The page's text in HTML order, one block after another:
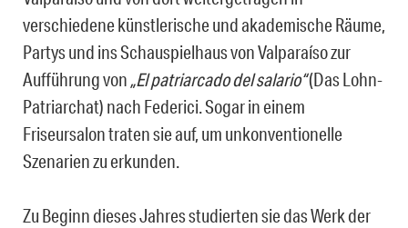
verschiedene künstlerische und akademische Räume,
Partys und ins Schauspielhaus von Valparaíso zur
Aufführung von „El patriarcado del salario“(Das Lohn-
Patriarchat) nach Federici. Sogar in einem
Friseursalon traten sie auf, um unkonventionelle
Szenarien zu erkunden.
Zu Beginn dieses Jahres studierten sie das Werk der